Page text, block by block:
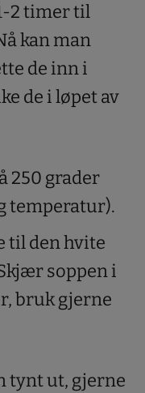
2 timer til
kan man
de inn i
de i løpet av
250 grader
temperatur).
til den hvite
soppen i
bruk gjerne
tynt ut, gjerne